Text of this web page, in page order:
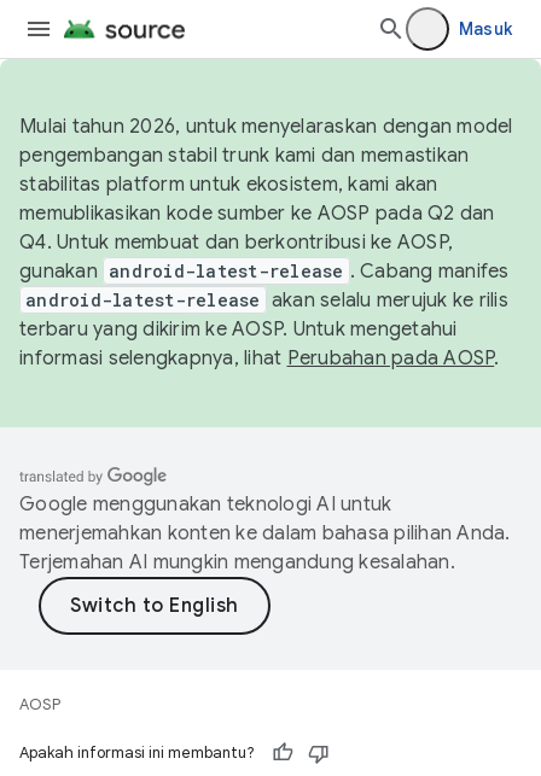
Masuk
Mulai tahun 2026, untuk menyelaraskan dengan model
pengembangan stabil trunk kami dan memastikan
stabilitas platform untuk ekosistem, kami akan
memublikasikan kode sumber ke AOSP pada Q2 dan
Q4. Untuk membuat dan berkontribusi ke AOSP,
gunakan android-latest-release . Cabang manifes
android-latest-release akan selalu merujuk ke rilis
terbaru yang dikirim ke AOSP. Untuk mengetahui
informasi selengkapnya, lihat Perubahan pada AOSP.
Google menggunakan teknologi AI untuk
menerjemahkan konten ke dalam bahasa pilihan Anda.
Terjemahan AI mungkin mengandung kesalahan.
AOSP
Apakah informasi ini membantu?